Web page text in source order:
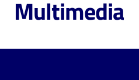
Cosa
fare
Multimedia